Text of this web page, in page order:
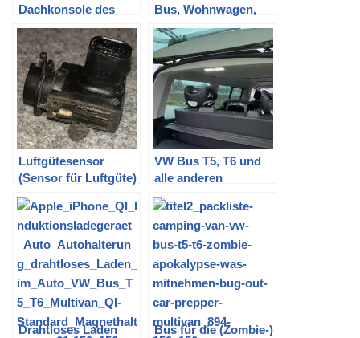
Dachkonsole des
T5.2 Multivan
verbauen
Bus, Wohnwagen,
zwei Erwachsenen
und drei Kindern
Luftgütesensor
(Sensor für Luftgüte)
des VW Bus T5
Multivan tauschen
VW Bus T5, T6 und
alle anderen
Fahrzeuge:
Kofferraumbeleuchtu
ng nachrüsten
Drahtloses Laden
Bus für die (Zombie-)